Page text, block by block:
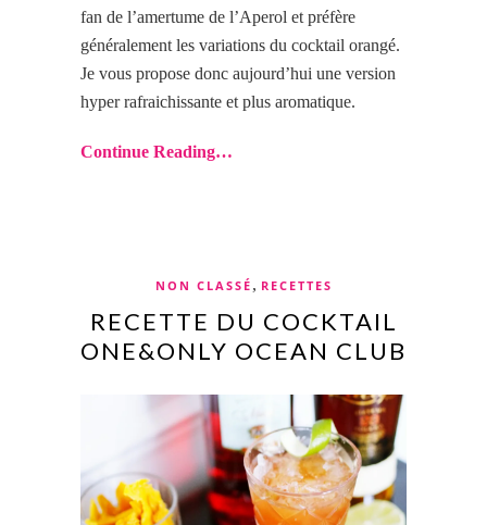
fan de l’amertume de l’Aperol et préfère
généralement les variations du cocktail orangé.
Je vous propose donc aujourd’hui une version
hyper rafraichissante et plus aromatique.
Continue Reading…
NON CLASSÉ , RECETTES
RECETTE DU COCKTAIL
ONE&ONLY OCEAN CLUB